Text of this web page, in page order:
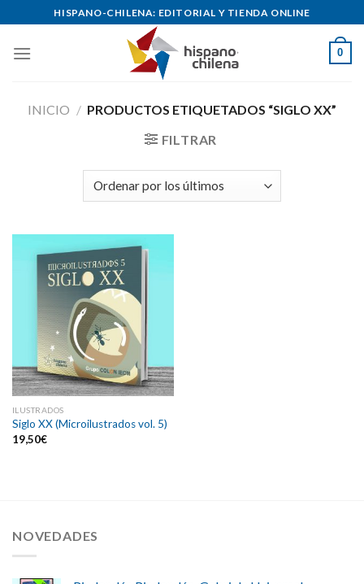
to
content
HISPANO-CHILENA: EDITORIAL Y TIENDA ONLINE
0
INICIO / PRODUCTOS ETIQUETADOS “SIGLO XX”
FILTRAR
ILUSTRADOS
Siglo XX (Microilustrados vol. 5)
19,50€
NOVEDADES